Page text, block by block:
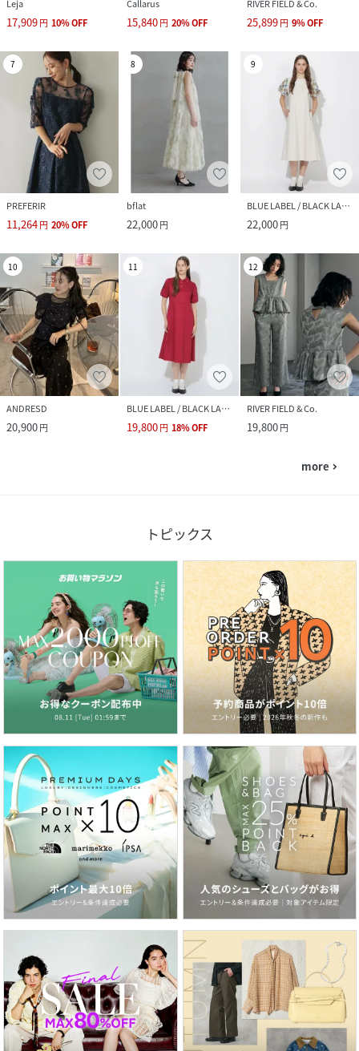
Leja
17,909円 10%OFF
Callarus
15,840円 20%OFF
RIVER FIELD & Co.
25,899円 9%OFF
7
PREFERIR
11,264円 20%OFF
8
bflat
22,000円
9
BLUE LABEL / BLACK LABEL CRESTBRIDGE
22,000円
10
ANDRESD
20,900円
11
BLUE LABEL / BLACK LABEL CRESTBRIDGE
19,800円 18%OFF
12
RIVER FIELD & Co.
19,800円
more navigate_next
トピックス